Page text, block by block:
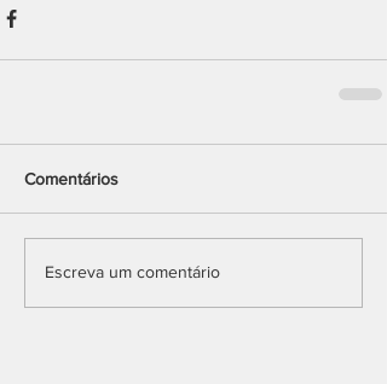
Comentários
Escreva um comentário